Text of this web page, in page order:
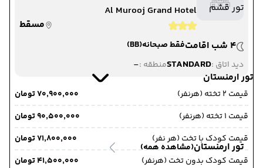
تور قشم
تور ارمنستان
تور ارمنستان(مشاهده همه)
Al Murooj Grand Hotel
مسقط
4 شب اقامت
فقط صبحانه(BB)
دید اتاق :STANDARDمنطقه :-
قیمت 2 تخته (هرنفر)
۷۰٬۹۰۰٬۰۰۰ تومان
قیمت 1 تخته (هرنفر)
۹۰٬۵۰۰٬۰۰۰ تومان
قیمت کودک با تخت (هر نفر)
۷۱٬۸۰۰٬۰۰۰ تومان
قیمت کودک بدون تخت (هرنفر)
۴۱٬۵۰۰٬۰۰۰ تومان